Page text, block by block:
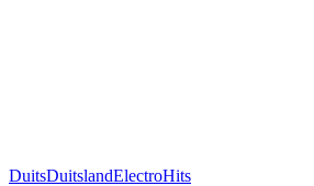
DuitsDuitslandElectroHits